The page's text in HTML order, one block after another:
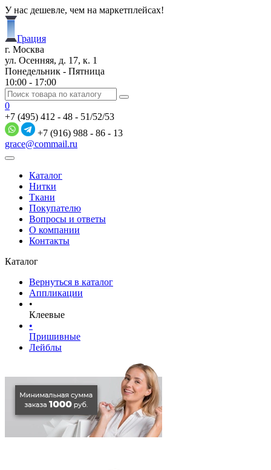
У нас дешевле, чем на маркетплейсах!
Грация
г. Москва
ул. Осенняя, д. 17, к. 1
Понедельник - Пятница
10:00 - 17:00
0
+7 (495) 412 - 48 - 51/52/53
+7 (916) 988 - 86 - 13
grace@commail.ru
Каталог
Нитки
Ткани
Покупателю
Вопросы и ответы
О компании
Контакты
Каталог
Вернуться в каталог
Аппликации
•
Клеевые
•
Пришивные
Лейблы